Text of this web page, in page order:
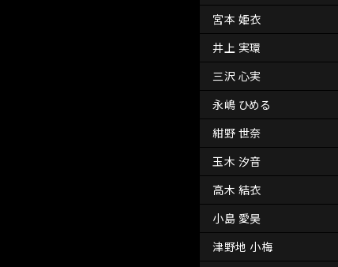
宮本 姫衣
井上 実環
三沢 心実
永嶋 ひめる
紺野 世奈
玉木 汐音
高木 結衣
小島 愛昊
津野地 小梅